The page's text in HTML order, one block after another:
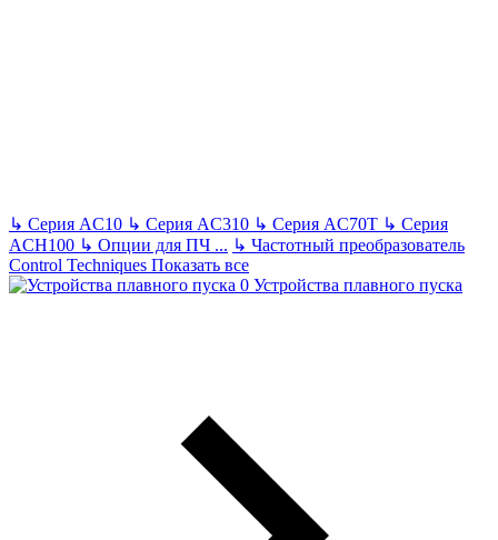
↳ Серия AC10 ↳ Серия AC310 ↳ Серия AC70T ↳ Серия
ACH100 ↳ Опции для ПЧ ... ↳ Частотный преобразователь
Control Techniques Показать все
Устройства плавного пуска